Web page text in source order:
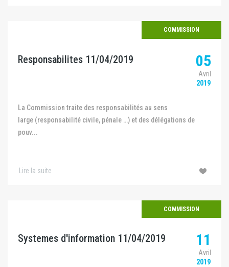
COMMISSION
Responsabilites 11/04/2019 05
Avril
2019
La Commission traite des responsabilités au sens
large (responsabilité civile, pénale …) et des délégations de
pouv...
Lire la suite
COMMISSION
Systemes d'information 11/04/2019 11
Avril
2019